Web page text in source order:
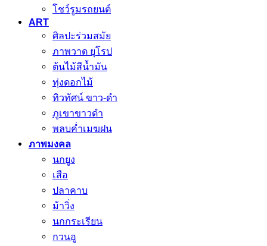
โชว์รูมรถยนต์
ART
ศิลปะร่วมสมัย
ภาพวาด ยุโรป
ต้นไม้สีน้ำมัน
ทุ่งดอกไม้
ทิวทัศน์ ขาว-ดำ
ภูเขาขาวดำ
พลบค่ำเมฆฝน
ภาพมงคล
นกยูง
เสือ
ปลาคาบ
ม้าวิ่ง
นกกระเรียน
กวนอู